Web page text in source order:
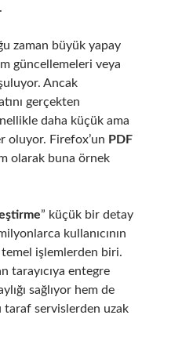
zaman büyük yapay
güncellemeleri veya
Ancak
gerçekten
daha küçük ama
oluyor. Firefox’un PDF
olarak buna örnek
” küçük bir detay
kullanıcının
işlemlerden biri.
tarayıcıya entegre
sağlıyor hem de
taraf servislerden uzak